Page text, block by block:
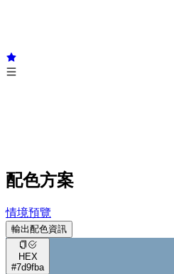
配色方案
情境預覽
輸出配色資訊
HEX
#7d9fba